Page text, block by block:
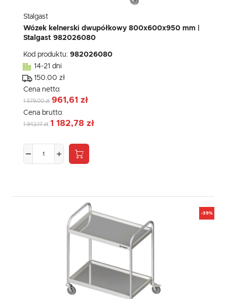
Stalgast
Wózek kelnerski dwupółkowy 800x600x950 mm |
Stalgast 982026080
Kod produktu: 982026080
14-21 dni
150.00 zł
Cena netto:
1 579,00 zł 961,61 zł
Cena brutto:
1 942,17 zł 1 182,78 zł
-39%